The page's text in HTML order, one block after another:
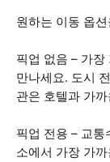
원하는 이동 옵
픽업 없음 – 가장
만나세요. 도시
관은 호텔과 가
픽업 전용 – 교
소에서 가장 가